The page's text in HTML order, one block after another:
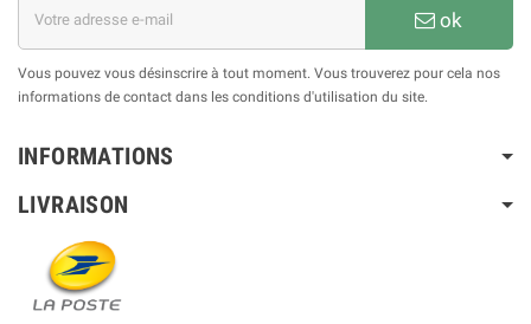
ok
Vous pouvez vous désinscrire à tout moment. Vous trouverez pour cela nos
informations de contact dans les conditions d'utilisation du site.
INFORMATIONS
LIVRAISON